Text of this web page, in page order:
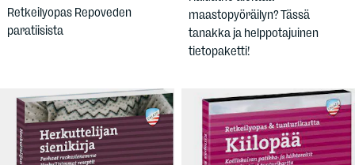
Retkeilyopas Repoveden
paratiisista
maastopyöräilyn? Tässä
tanakka ja helppotajuinen
tietopaketti!